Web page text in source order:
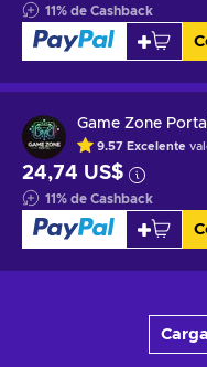
11% de Cashback
Game Zone Portal
9.57 Excelente
24,74 US$
11% de Cashback